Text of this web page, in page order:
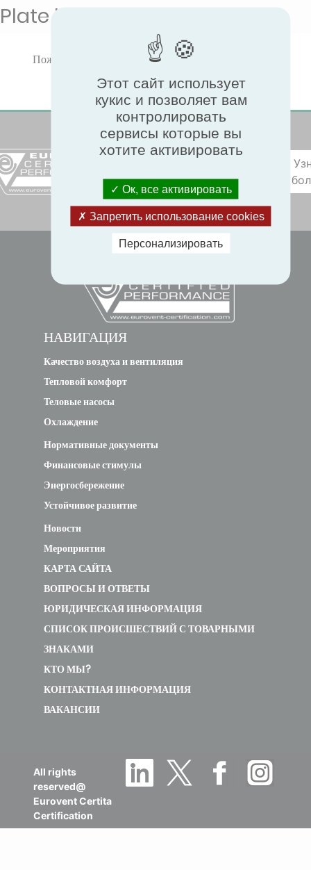
Plate heat exchangers
Пожалуйста, выберите тип продукта для просмотра
сертифицированных характеристик.
НАВИГАЦИЯ
Качество воздуха и вентиляция
Тепловой комфорт
Теловые насосы
Охлаждение
Нормативные документы
Финансовые стимулы
Энергосбережение
Устойчивое развитие
Новости
Мероприятия
КАРТА САЙТА
ВОПРОСЫ И ОТВЕТЫ
ЮРИДИЧЕСКАЯ ИНФОРМАЦИЯ
СПИСОК ПРОИСШЕСТВИЙ С ТОВАРНЫМИ
ЗНАКАМИ
КТО МЫ?
КОНТАКТНАЯ ИНФОРМАЦИЯ
ВАКАНСИИ
All rights
reserved@
Eurovent Certita
Certification
Этот сайт использует
кукис и позволяет вам
контролировать
сервисы которые вы
хотите активировать
Ок, все активировать
Запретить использование cookies
Персонализировать